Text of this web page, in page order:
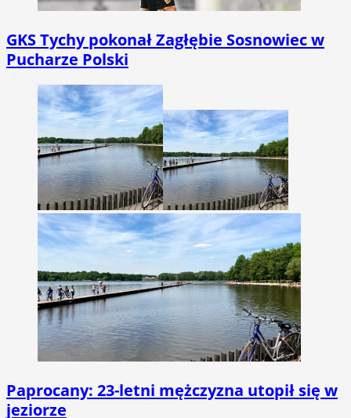
GKS Tychy pokonał Zagłębie Sosnowiec w
Pucharze Polski
Paprocany: 23-letni mężczyzna utopił się w
jeziorze